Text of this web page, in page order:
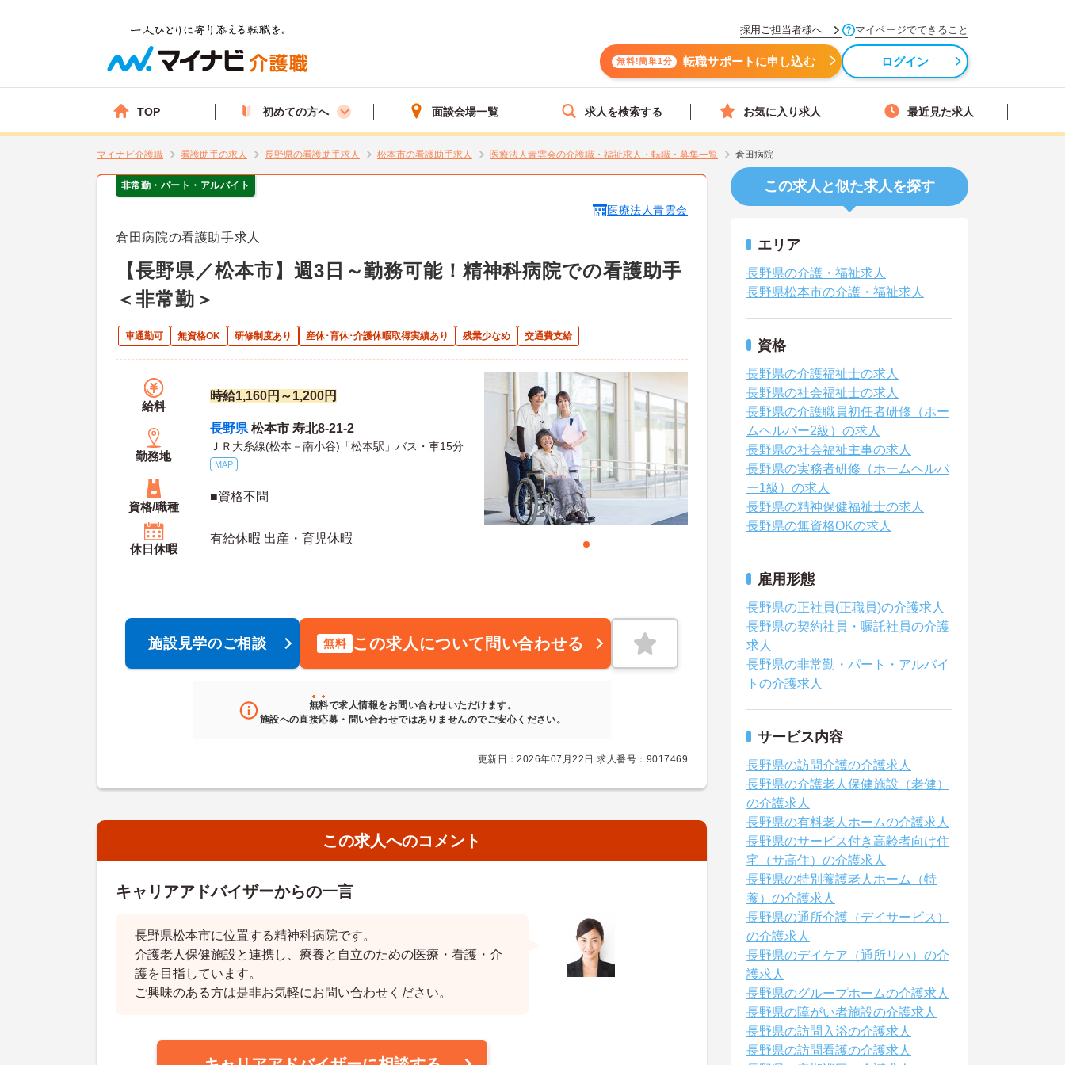
採用ご担当者様へ マイページでできること
無料!簡単1分 転職サポートに申し込む ログイン
TOP 初めての方へ 面談会場一覧 求人を検索する お気に入り求人 最近見た求人
マイナビ介護職 看護助手の求人 長野県の看護助手求人 松本市の看護助手求人 医療法人青雲会の介護職・福祉求人・転職・募集一覧 倉田病院
非常勤・パート・アルバイト
医療法人青雲会
倉田病院の看護助手求人
【長野県／松本市】週3日～勤務可能！精神科病院での看護助手
＜非常勤＞
車通勤可 無資格OK 研修制度あり 産休･育休･介護休暇取得実績あり 残業少なめ 交通費支給
給料
時給1,160円～1,200円
勤務地
長野県 松本市 寿北8-21-2
ＪＲ大糸線(松本－南小谷)「松本駅」バス・車15分
MAP
資格/職種
■資格不問
休日休暇
有給休暇 出産・育児休暇
施設見学のご相談 無料 この求人について問い合わせる
無料で求人情報をお問い合わせいただけます。
施設への直接応募・問い合わせではありませんのでご安心ください。
更新日：2026年07月22日 求人番号：9017469
この求人へのコメント
キャリアアドバイザーからの一言
長野県松本市に位置する精神科病院です。
介護老人保健施設と連携し、療養と自立のための医療・看護・介
護を目指しています。
ご興味のある方は是非お気軽にお問い合わせください。
この求人と似た求人を探す
エリア
長野県の介護・福祉求人
長野県松本市の介護・福祉求人
資格
長野県の介護福祉士の求人
長野県の社会福祉士の求人
長野県の介護職員初任者研修（ホー
ムヘルパー2級）の求人
長野県の社会福祉主事の求人
長野県の実務者研修（ホームヘルパ
ー1級）の求人
長野県の精神保健福祉士の求人
長野県の無資格OKの求人
雇用形態
長野県の正社員(正職員)の介護求人
長野県の契約社員・嘱託社員の介護
求人
長野県の非常勤・パート・アルバイ
トの介護求人
サービス内容
長野県の訪問介護の介護求人
長野県の介護老人保健施設（老健）
の介護求人
長野県の有料老人ホームの介護求人
長野県のサービス付き高齢者向け住
宅（サ高住）の介護求人
長野県の特別養護老人ホーム（特
養）の介護求人
長野県の通所介護（デイサービス）
の介護求人
長野県のデイケア（通所リハ）の介
護求人
長野県のグループホームの介護求人
長野県の障がい者施設の介護求人
長野県の訪問入浴の介護求人
長野県の訪問看護の介護求人